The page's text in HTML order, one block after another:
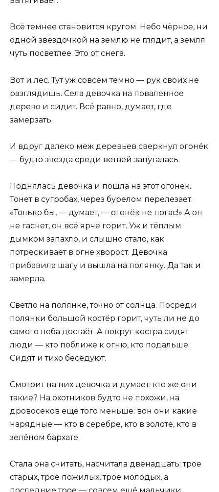
Всё темнее становится кругом. Небо чёрное, ни
одной звёздочкой на землю не глядит, а земля
чуть посветлее. Это от снега.
Вот и лес. Тут уж совсем темно — рук своих не
разглядишь. Села девочка на поваленное
дерево и сидит. Всё равно, думает, где
замерзать.
И вдруг далеко меж деревьев сверкнул огонёк
— будто звезда среди ветвей запуталась.
Поднялась девочка и пошла на этот огонёк.
Тонет в сугробах, через бурелом перелезает.
«Только бы, — думает, — огонёк не погас!» А он
не гаснет, он всё ярче горит. Уж и тёплым
дымком запахло, и слышно стало, как
потрескивает в огне хворост. Девочка
прибавила шагу и вышла на полянку. Да так и
замерла.
Светло на полянке, точно от солнца. Посреди
полянки большой костёр горит, чуть ли не до
самого неба достаёт. А вокруг костра сидят
люди — кто поближе к огню, кто подальше.
Сидят и тихо беседуют.
Смотрит на них девочка и думает: кто же они
такие? На охотников будто не похожи, на
дровосеков ещё того меньше: вон они какие
нарядные — кто в серебре, кто в золоте, кто в
зелёном бархате.
Стала она считать, насчитала двенадцать: трое
старых, трое пожилых, трое молодых, а